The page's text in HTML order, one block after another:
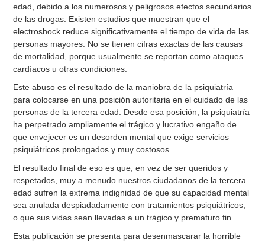
edad, debido a los numerosos y peligrosos efectos secundarios
de las drogas. Existen estudios que muestran que el
electroshock reduce significativamente el tiempo de vida de las
personas mayores. No se tienen cifras exactas de las causas
de mortalidad, porque usualmente se reportan como ataques
cardíacos u otras condiciones.
Este abuso es el resultado de la maniobra de la psiquiatría
para colocarse en una posición autoritaria en el cuidado de las
personas de la tercera edad. Desde esa posición, la psiquiatría
ha perpetrado ampliamente el trágico y lucrativo engaño de
que envejecer es un desorden mental que exige servicios
psiquiátricos prolongados y muy costosos.
El resultado final de eso es que, en vez de ser queridos y
respetados, muy a menudo nuestros ciudadanos de la tercera
edad sufren la extrema indignidad de que su capacidad mental
sea anulada despiadadamente con tratamientos psiquiátricos,
o que sus vidas sean llevadas a un trágico y prematuro fin.
Esta publicación se presenta para desenmascarar la horrible